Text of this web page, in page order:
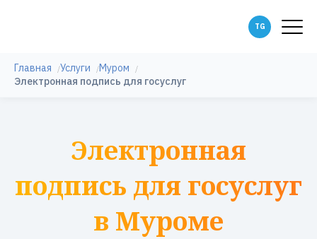
Главная Услуги
Муром
Электронная подпись для госуслуг
Электронная
подпись для госуслуг
в Муроме